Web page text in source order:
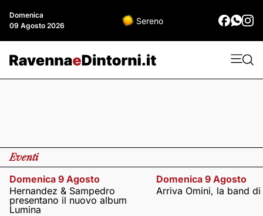
Domenica
09 Agosto 2026
Sereno
Eventi
Domenica 9 Agosto
Hernandez & Sampedro
presentano il nuovo album
Lumina
Domenica 9 Agosto
Arriva Omini, la band